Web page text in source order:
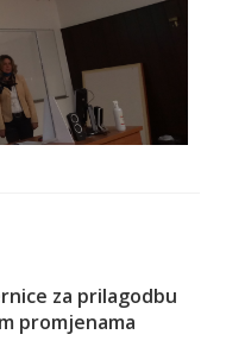
za prilagodbu
promjenama